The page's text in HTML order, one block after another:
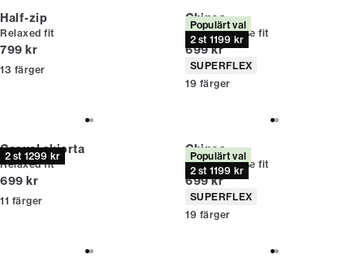
Half-zip
Relaxed fit
Nuvarande pris
799 kr
13 färger
Populärt val
2 st 1199 kr
Chinos
Relaxed loose fit
Nuvarande pris
699 kr
Produktattribut
SUPERFLEX
19 färger
2 st 1299 kr
Casual skjorta
Relaxed fit
Nuvarande pris
699 kr
11 färger
Populärt val
2 st 1199 kr
Chinos
Relaxed loose fit
Nuvarande pris
699 kr
Produktattribut
SUPERFLEX
19 färger